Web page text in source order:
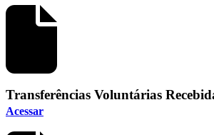
Transferências Voluntárias
Acessar